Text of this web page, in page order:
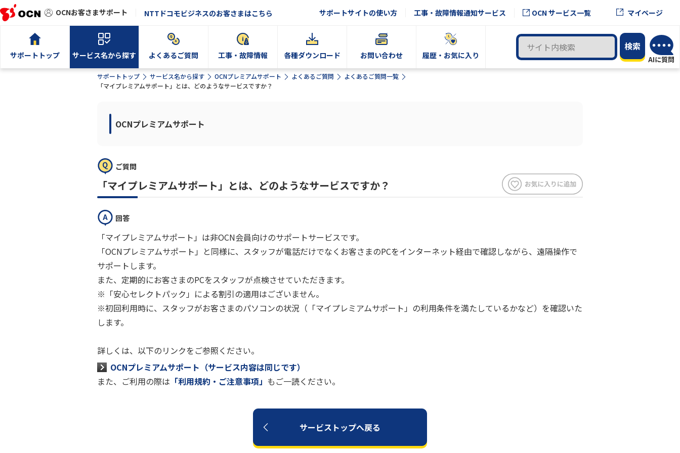
OCNお客さまサポート NTTドコモビジネスのお客さまはこちら サポートサイトの使い方 工事・故障情報通知サービス OCN サービス一覧 マイページ
サポートトップ サービス名から探す よくあるご質問 工事・故障情報 各種ダウンロード お問い合わせ 履歴・お気に入り
サポートトップ サービス名から探す OCNプレミアムサポート よくあるご質問
よくあるご質問一覧
「マイプレミアムサポート」とは、どのようなサービスですか？
OCNプレミアムサポート
ご質問
「マイプレミアムサポート」とは、どのようなサービスですか？
回答
「マイプレミアムサポート」は非OCN会員向けのサポートサービスです。
「OCNプレミアムサポート」と同様に、スタッフが電話だけでなくお客さまのPCをインターネット経由で確認しながら、遠隔操作で
サポートします。
また、定期的にお客さまのPCをスタッフが点検させていただきます。
※「安心セレクトパック」による割引の適用はございません。
※初回利用時に、スタッフがお客さまのパソコンの状況（「マイプレミアムサポート」の利用条件を満たしているかなど）を確認いた
します。
詳しくは、以下のリンクをご参照ください。
OCNプレミアムサポート（サービス内容は同じです）
また、ご利用の際は 「利用規約・ご注意事項」 もご一読ください。
サービストップへ戻る